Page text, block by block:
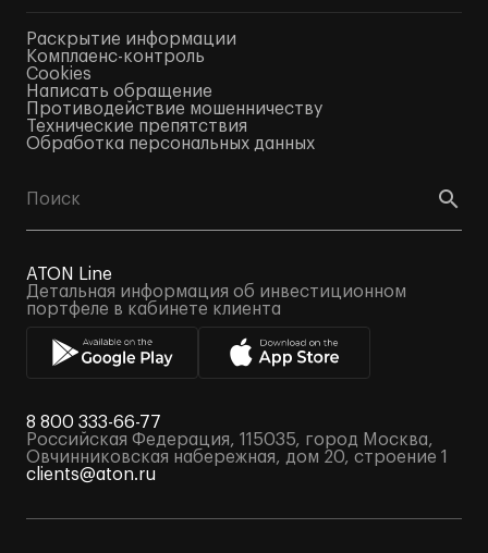
Раскрытие информации
Комплаенс-контроль
Cookies
Написать обращение
Противодействие мошенничеству
Технические препятствия
Обработка персональных данных
ATON Line
Детальная информация об инвестиционном
портфеле в кабинете клиента
8 800 333-66-77
Российская Федерация, 115035, город Москва,
Овчинниковская набережная, дом 20, строение 1
clients@aton.ru